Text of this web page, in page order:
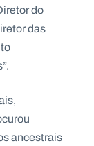
do
das
ancestrais